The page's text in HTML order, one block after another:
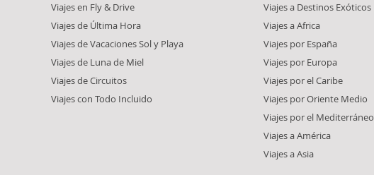
Viajes en Fly & Drive
Viajes de Última Hora
Viajes de Vacaciones Sol y Playa
Viajes de Luna de Miel
Viajes de Circuitos
Viajes con Todo Incluido
Viajes a Destinos Exóticos
Viajes a Africa
Viajes por España
Viajes por Europa
Viajes por el Caribe
Viajes por Oriente Medio
Viajes por el Mediterráneo
Viajes a América
Viajes a Asia